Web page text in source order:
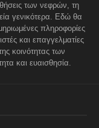
των νεφρών, τη
γενικότερα. Εδώ θα
πληροφορίες
και επαγγελματίες
κοινότητας των
και ευαισθησία.